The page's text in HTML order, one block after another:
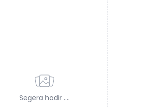
Segera hadir ....